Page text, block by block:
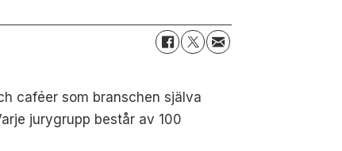
caféer som branschen själva
jurygrupp består av 100